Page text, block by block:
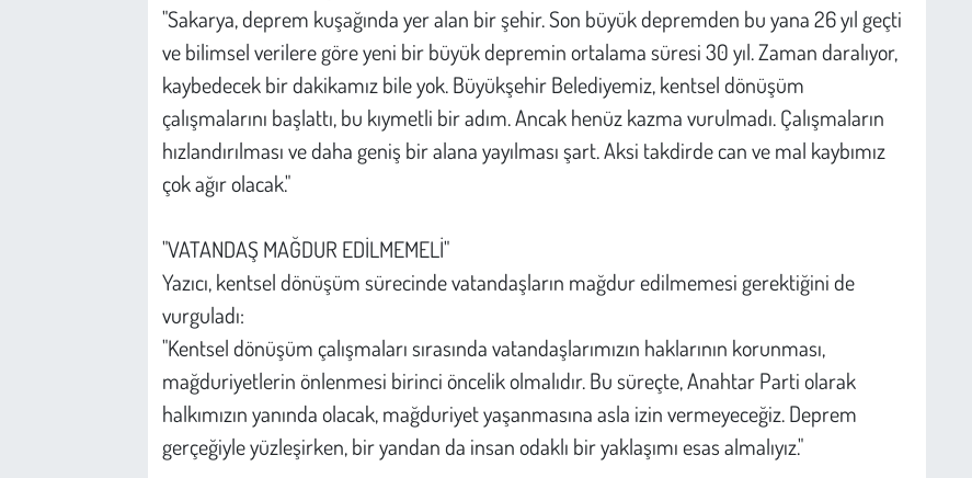
"Sakarya, deprem kuşağında yer alan bir şehir. Son büyük depremden bu yana 26 yıl geçti
ve bilimsel verilere göre yeni bir büyük depremin ortalama süresi 30 yıl. Zaman daralıyor,
kaybedecek bir dakikamız bile yok. Büyükşehir Belediyemiz, kentsel dönüşüm
çalışmalarını başlattı, bu kıymetli bir adım. Ancak henüz kazma vurulmadı. Çalışmaların
hızlandırılması ve daha geniş bir alana yayılması şart. Aksi takdirde can ve mal kaybımız
çok ağır olacak."
"VATANDAŞ MAĞDUR EDİLMEMELİ"
Yazıcı, kentsel dönüşüm sürecinde vatandaşların mağdur edilmemesi gerektiğini de
vurguladı:
"Kentsel dönüşüm çalışmaları sırasında vatandaşlarımızın haklarının korunması,
mağduriyetlerin önlenmesi birinci öncelik olmalıdır. Bu süreçte, Anahtar Parti olarak
halkımızın yanında olacak, mağduriyet yaşanmasına asla izin vermeyeceğiz. Deprem
gerçeğiyle yüzleşirken, bir yandan da insan odaklı bir yaklaşımı esas almalıyız."